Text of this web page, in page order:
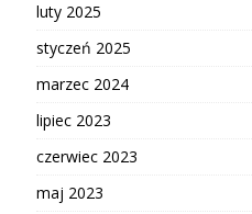
luty 2025
styczeń 2025
marzec 2024
lipiec 2023
czerwiec 2023
maj 2023